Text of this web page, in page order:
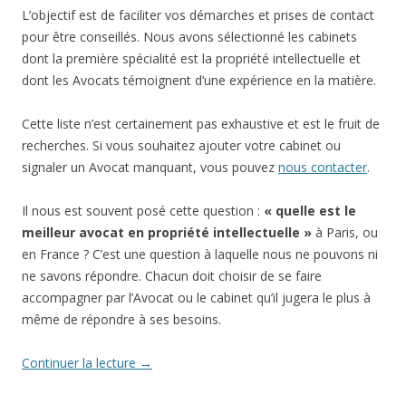
L’objectif est de faciliter vos démarches et prises de contact
pour être conseillés. Nous avons sélectionné les cabinets
dont la première spécialité est la propriété intellectuelle et
dont les Avocats témoignent d’une expérience en la matière.
Cette liste n’est certainement pas exhaustive et est le fruit de
recherches. Si vous souhaitez ajouter votre cabinet ou
signaler un Avocat manquant, vous pouvez nous contacter.
Il nous est souvent posé cette question : « quelle est le
meilleur avocat en propriété intellectuelle » à Paris, ou
en France ? C’est une question à laquelle nous ne pouvons ni
ne savons répondre. Chacun doit choisir de se faire
accompagner par l’Avocat ou le cabinet qu’il jugera le plus à
même de répondre à ses besoins.
Continuer la lecture →